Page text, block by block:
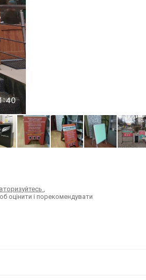
оцінити і порекомендувати